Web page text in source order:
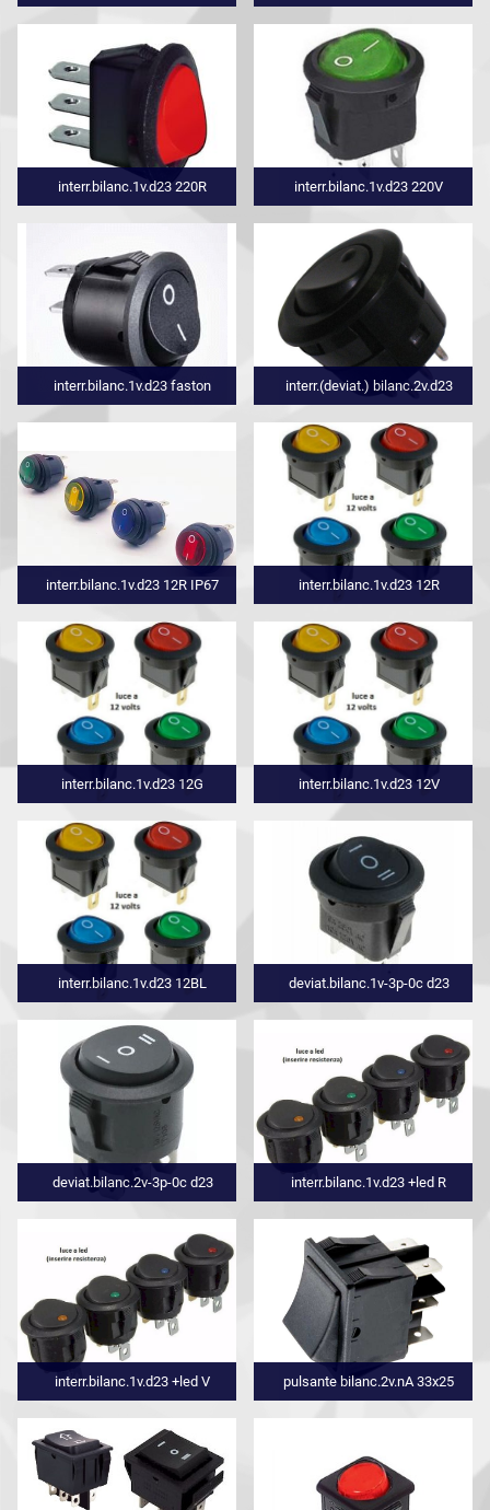
interr.bilanc.1v.d23 220R interr.bilanc.1v.d23 220V
interr.bilanc.1v.d23 faston interr.(deviat.) bilanc.2v.d23
interr.bilanc.1v.d23 12R IP67 interr.bilanc.1v.d23 12R
interr.bilanc.1v.d23 12G interr.bilanc.1v.d23 12V
interr.bilanc.1v.d23 12BL deviat.bilanc.1v-3p-0c d23
deviat.bilanc.2v-3p-0c d23 interr.bilanc.1v.d23 +led R
interr.bilanc.1v.d23 +led V pulsante bilanc.2v.nA 33x25